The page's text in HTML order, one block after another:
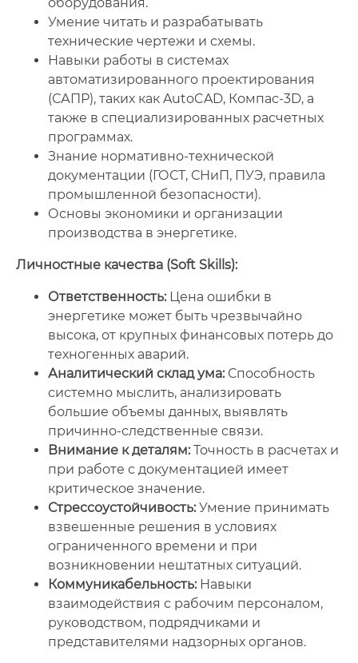
Умение читать и разрабатывать
технические чертежи и схемы.
Навыки работы в системах
автоматизированного проектирования
(САПР), таких как AutoCAD, Компас-3D, а
также в специализированных расчетных
программах.
Знание нормативно-технической
документации (ГОСТ, СНиП, ПУЭ, правила
промышленной безопасности).
Основы экономики и организации
производства в энергетике.
Личностные качества (Soft Skills):
Ответственность:Цена ошибки в
энергетике может быть чрезвычайно
высока, от крупных финансовых потерь до
техногенных аварий.
Аналитический склад ума:Способность
системно мыслить, анализировать
большие объемы данных, выявлять
причинно-следственные связи.
Внимание к деталям:Точность в расчетах и
при работе с документацией имеет
критическое значение.
Стрессоустойчивость:Умение принимать
взвешенные решения в условиях
ограниченного времени и при
возникновении нештатных ситуаций.
Коммуникабельность:Навыки
взаимодействия с рабочим персоналом,
руководством, подрядчиками и
представителями надзорных органов.